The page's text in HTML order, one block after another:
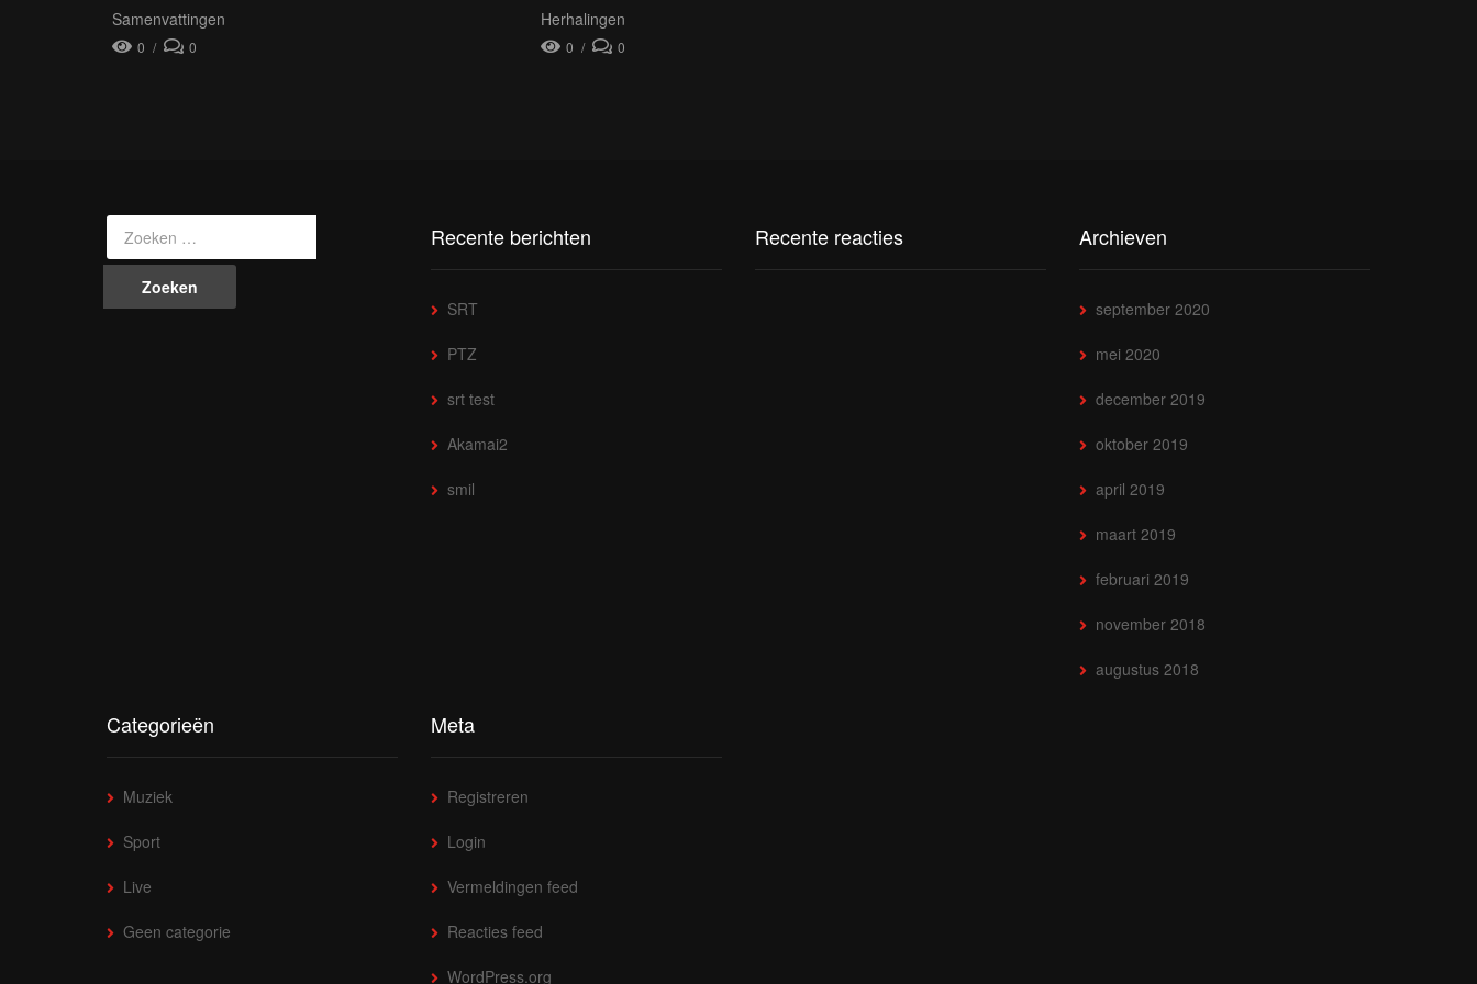
Samenvattingen
0 0
Herhalingen
0 0
Recente berichten
SRT
PTZ
srt test
Akamai2
smil
Recente reacties Archieven
september 2020
mei 2020
december 2019
oktober 2019
april 2019
maart 2019
februari 2019
november 2018
augustus 2018
Categorieën
Muziek
Sport
Live
Geen categorie
Meta
Registreren
Login
Vermeldingen feed
Reacties feed
WordPress.org